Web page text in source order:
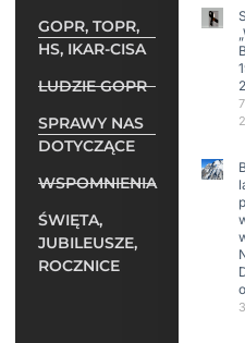
GOPR, TOPR,
HS, IKAR-CISA
LUDZIE GOPR
SPRAWY NAS
DOTYCZĄCE
WSPOMNIENIA
ŚWIĘTA,
JUBILEUSZE,
ROCZNICE